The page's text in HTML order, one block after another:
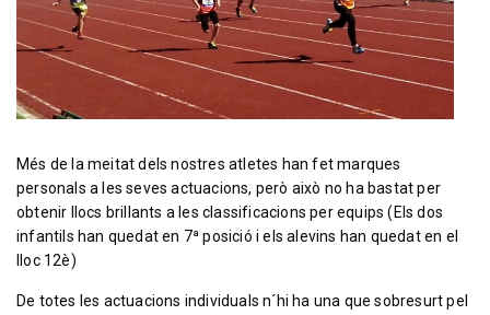
Més de la meitat dels nostres atletes han fet marques
personals a les seves actuacions, però això no ha bastat per
obtenir llocs brillants a les classificacions per equips (Els dos
infantils han quedat en 7ª posició i els alevins han quedat en el
lloc 12è)
De totes les actuacions individuals n´hi ha una que sobresurt pel